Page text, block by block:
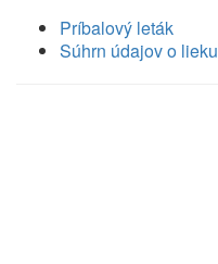
Príbalový leták
Súhrn údajov o lieku